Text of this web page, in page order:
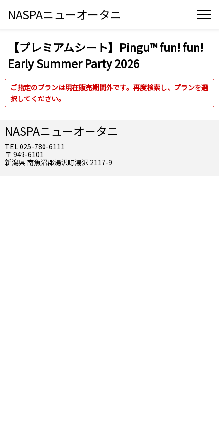
NASPAニューオータニ
【プレミアムシート】Pingu™ fun! fun!
Early Summer Party 2026
ご指定のプランは現在販売期間外です。再度検索し、プランを選
択してください。
NASPAニューオータニ
TEL 025-780-6111
〒 949-6101
新潟県 南魚沼郡湯沢町湯沢 2117-9